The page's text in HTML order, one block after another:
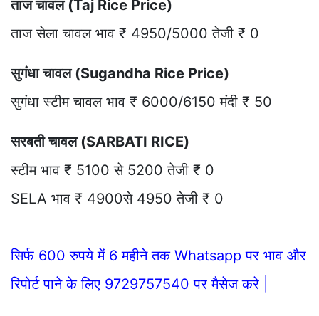
ताज चावल (Taj Rice Price)
ताज सेला चावल भाव ₹ 4950/5000 तेजी ₹ 0
सुगंधा चावल (Sugandha Rice Price)
सुगंधा स्टीम चावल भाव ₹ 6000/6150 मंदी ₹ 50
सरबती चावल (SARBATI RICE)
स्टीम भाव ₹ 5100 से 5200 तेजी ₹ 0
SELA भाव ₹ 4900से 4950 तेजी ₹ 0
सिर्फ 600 रुपये में 6 महीने तक Whatsapp पर भाव और
रिपोर्ट पाने के लिए 9729757540 पर मैसेज करे |